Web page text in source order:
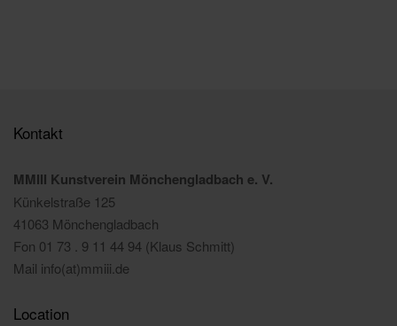
Kontakt
MMIII Kunstverein Mönchengladbach e. V.
Künkelstraße 125
41063 Mönchengladbach
Fon 01 73 . 9 11 44 94 (Klaus Schmitt)
Mail info(at)mmiii.de
Location